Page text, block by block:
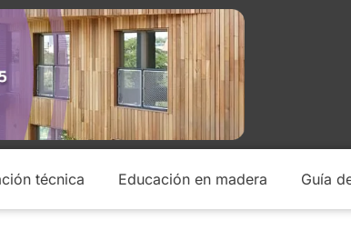
técnica Educación en madera Guía